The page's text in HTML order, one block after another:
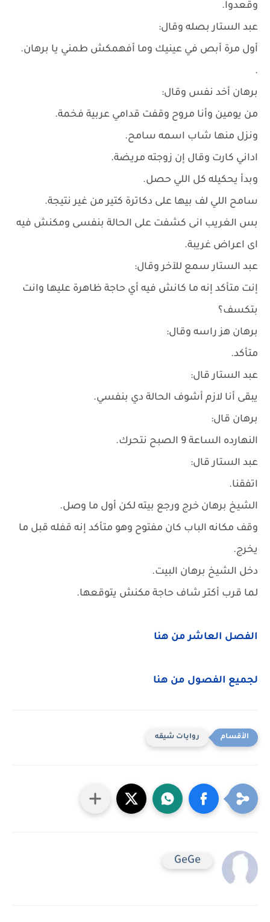
وقعدوا.
عبد الستار بصله وقال:
أول مرة أبص في عينيك وما أفهمكش طمني يا برهان.
.
برهان أخد نفس وقال:
من يومين وأنا مروح وقفت قدامي عربية فخمة.
ونزل منها شاب اسمه سامح.
اداني كارت وقال إن زوجته مريضة.
وبدأ يحكيله كل اللي حصل.
سامح اللي لف بيها على دكاترة كتير من غير نتيجة.
بس الغريب انى كشفت على الحالة بنفسى ومكنش فيه
اى اعراض غريبة.
عبد الستار سمع للآخر وقال:
إنت متأكد إنه ما كانش فيه أي حاجة ظاهرة عليها وانت
بتكسف؟
برهان هز راسه وقال:
متأكد.
عبد الستار قال:
يبقى أنا لازم أشوف الحالة دي بنفسي.
برهان قال:
النهارده الساعة 9 الصبح نتحرك.
عبد الستار قال:
اتفقنا.
الشيخ برهان خرج ورجع بيته لكن أول ما وصل.
وقف مكانه الباب كان مفتوح وهو متأكد إنه قفله قبل ما
يخرج.
دخل الشيخ برهان البيت.
لما قرب أكتر شاف حاجة مكنش يتوقعها.
الفصل العاشر من هنا
لجميع الفصول من هنا
روايات شيقه
GeGe